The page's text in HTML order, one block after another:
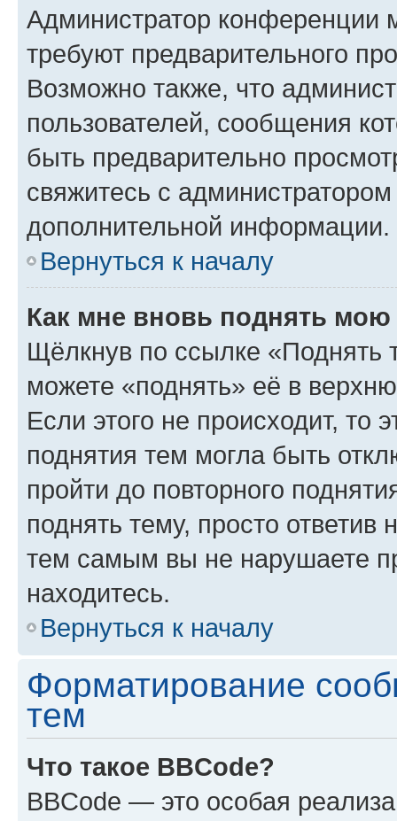
Администратор конференции
требуют предварительного
Возможно также, что
пользователей, сообщения
быть предварительно
свяжитесь с
дополнительной информации.
Вернуться к началу
Как мне вновь поднять мою
Щёлкнув по ссылке «Поднять
можете «поднять» её в
Если этого не происходит, то
поднятия тем могла быть
пройти до повторного
поднять тему, просто ответив
тем самым вы не нарушаете
находитесь.
Вернуться к началу
Форматирование
тем
Что такое BBCode?
BBCode — это особая